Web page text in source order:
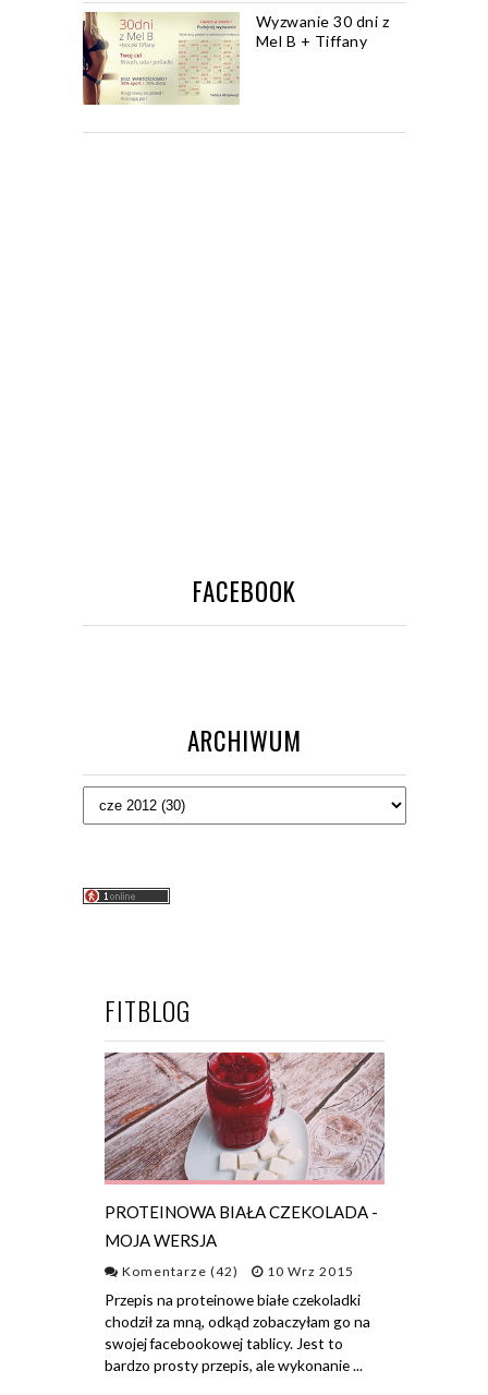
Wyzwanie 30 dni z
Mel B + Tiffany
FACEBOOK
ARCHIWUM
FITBLOG
PROTEINOWA BIAŁA CZEKOLADA -
MOJA WERSJA
Komentarze (42) 10 Wrz 2015
Przepis na proteinowe białe czekoladki
chodził za mną, odkąd zobaczyłam go na
swojej facebookowej tablicy. Jest to
bardzo prosty przepis, ale wykonanie ...